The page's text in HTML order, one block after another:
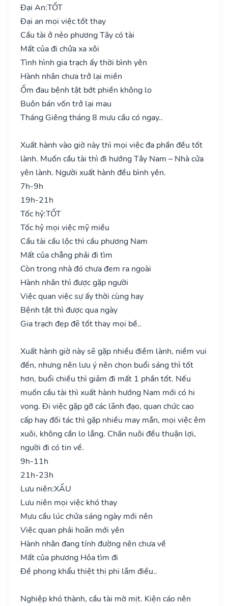
Đại An:TỐT
Đại an mọi việc tốt thay
Cầu tài ở nẻo phương Tây có tài
Mất của đi chửa xa xôi
Tình hình gia trạch ấy thời bình yên
Hành nhân chưa trở lại miền
Ốm đau bệnh tật bớt phiền không lo
Buôn bán vốn trở lại mau
Tháng Giêng tháng 8 mưu cầu có ngay..
Xuất hành vào giờ này thì mọi việc đa phần đều tốt
lành. Muốn cầu tài thì đi hướng Tây Nam – Nhà cửa
yên lành. Người xuất hành đều bình yên.
7h-9h
19h-21h
Tốc hỷ:TỐT
Tốc hỷ mọi việc mỹ miều
Cầu tài cầu lộc thì cầu phương Nam
Mất của chẳng phải đi tìm
Còn trong nhà đó chưa đem ra ngoài
Hành nhân thì được gặp người
Việc quan việc sự ấy thời cùng hay
Bệnh tật thì được qua ngày
Gia trạch đẹp đẽ tốt thay mọi bề..
Xuất hành giờ này sẽ gặp nhiều điềm lành, niềm vui
đến, nhưng nên lưu ý nên chọn buổi sáng thì tốt
hơn, buổi chiều thì giảm đi mất 1 phần tốt. Nếu
muốn cầu tài thì xuất hành hướng Nam mới có hi
vọng. Đi việc gặp gỡ các lãnh đạo, quan chức cao
cấp hay đối tác thì gặp nhiều may mắn, mọi việc êm
xuôi, không cần lo lắng. Chăn nuôi đều thuận lợi,
người đi có tin về.
9h-11h
21h-23h
Lưu niên:XẤU
Lưu niên mọi việc khó thay
Mưu cầu lúc chửa sáng ngày mới nên
Việc quan phải hoãn mới yên
Hành nhân đang tính đường nên chưa về
Mất của phương Hỏa tìm đi
Đề phong khẩu thiệt thị phi lắm điều..
Nghiệp khó thành, cầu tài mờ mịt. Kiện cáo nên